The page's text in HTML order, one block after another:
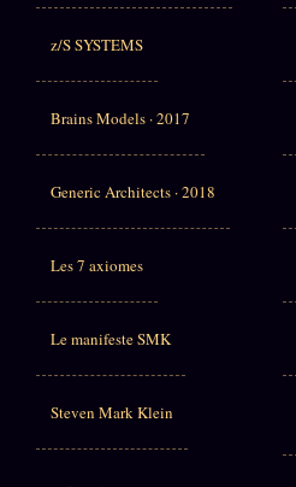
z/S SYSTEMS
Brains Models · 2017
Generic Architects · 2018
Les 7 axiomes
Le manifeste SMK
Steven Mark Klein